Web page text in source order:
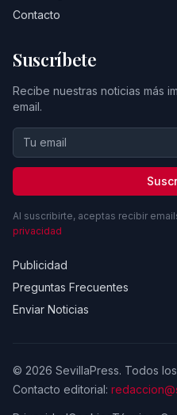
Contacto
Suscríbete
Recibe nuestras noticias más
email.
Al suscribirte, aceptas recibir
privacidad
Publicidad
Preguntas Frecuentes
Enviar Noticias
© 2026 SevillaPress. Todos
Contacto editorial: